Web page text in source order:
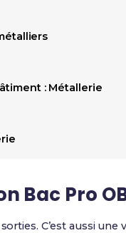
: Métallerie
Bac Pro
C’est aussi une